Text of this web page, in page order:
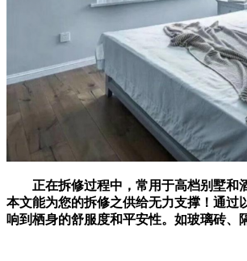
正在拆修过程中，常用于高档别墅和
本文能为您的拆修之供给无力支撑！通过
响到栖身的舒服度和平安性。如玻璃砖、